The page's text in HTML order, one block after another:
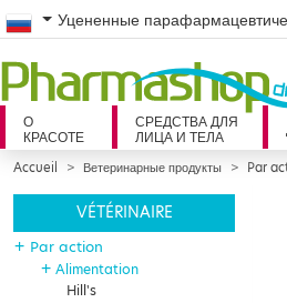
Russian
Уцененные
О
КРАСОТЕ
СРЕДСТВА ДЛЯ
ЛИЦА И ТЕЛА
Accueil Ветеринарные продукты Par
VÉTÉRINAIRE
+ Par action
+ Alimentation
Hill's